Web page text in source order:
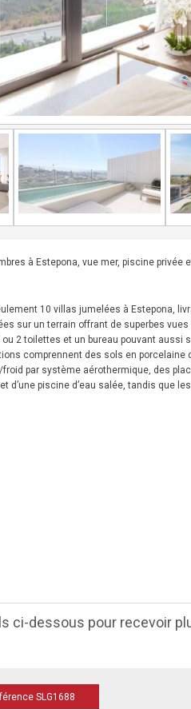
à Estepona, vue mer, piscine privée
10 villas jumelées à Estepona,
sur un terrain offrant de superbes
2 toilettes et un bureau pouvant
comprennent des sols en
par système aérothermique, des
et d’une piscine d’eau salée, tandis que
ci-dessous pour recevoir
SLG1688